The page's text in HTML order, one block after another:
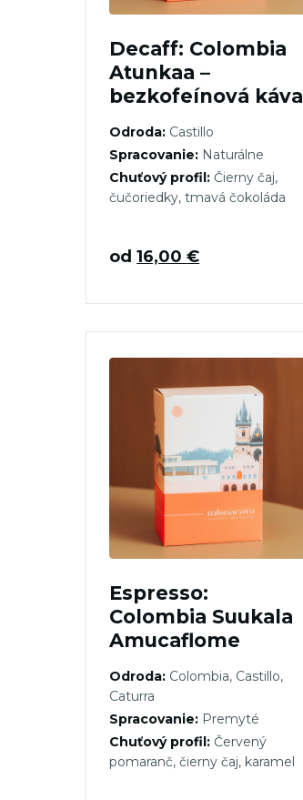
Decaff: Colombia
Atunkaa –
bezkofeínová káva
Odroda: Castillo
Spracovanie: Naturálne
Chuťový profil: Čierny čaj,
čučoriedky, tmavá čokoláda
od16,00€
Espresso:
Colombia Suukala
Amucaflome
Odroda: Colombia, Castillo,
Caturra
Spracovanie: Premyté
Chuťový profil: Červený
pomaranč, čierny čaj, karamel